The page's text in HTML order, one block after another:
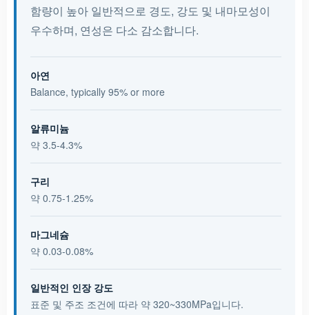
함량이 높아 일반적으로 경도, 강도 및 내마모성이
우수하며, 연성은 다소 감소합니다.
아연
Balance, typically 95% or more
알류미늄
약 3.5-4.3%
구리
약 0.75-1.25%
마그네슘
약 0.03-0.08%
일반적인 인장 강도
표준 및 주조 조건에 따라 약 320~330MPa입니다.